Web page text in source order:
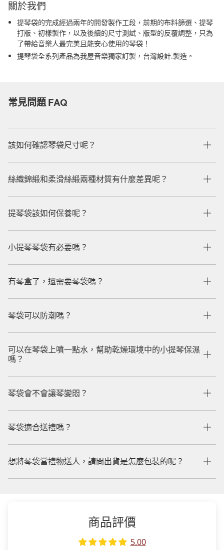
關於我們
提琴袋的完成經過兩年的開發製作工段，前期的布料篩選、提琴
打版、初樣製作，以及後續的尺寸測試、版型的反覆調整，只為
了帶給音樂人最完美且能安心使用的琴袋！
提琴袋全系列產品為我屋音樂獨家訂製，台灣設計.製造。
常見問題 FAQ
該如何確認琴袋尺寸呢？
絲織錦緞和柔滑絲緞兩種材質有什麼差異呢？
提琴袋該如何保養呢？
小提琴琴袋有必要嗎？
有琴盒了，還需要琴袋嗎？
琴袋可以防潮嗎？
可以在琴袋上噴一點水，幫助乾燥環境中的小提琴保濕
嗎？
琴袋會不會讓琴變悶？
琴袋適合送禮嗎？
想將琴袋當禮物送人，請問出貨是怎麼包裝的呢？
商品評價
5.00